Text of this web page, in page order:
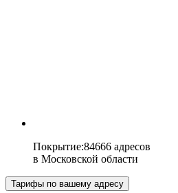
Покрытие:84666 адресов
в Московской области
Тарифы по вашему адресу